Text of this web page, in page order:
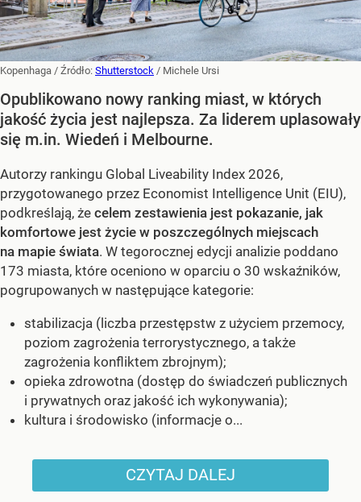
Kopenhaga / Źródło: Shutterstock / Michele Ursi
Opublikowano nowy ranking miast, w których
jakość życia jest najlepsza. Za liderem uplasowały
się m.in. Wiedeń i Melbourne.
Autorzy rankingu Global Liveability Index 2026,
przygotowanego przez Economist Intelligence Unit (EIU),
podkreślają, że celem zestawienia jest pokazanie, jak
komfortowe jest życie w poszczególnych miejscach
na mapie świata. W tegorocznej edycji analizie poddano
173 miasta, które oceniono w oparciu o 30 wskaźników,
pogrupowanych w następujące kategorie:
stabilizacja (liczba przestępstw z użyciem przemocy,
poziom zagrożenia terrorystycznego, a także
zagrożenia konfliktem zbrojnym);
opieka zdrowotna (dostęp do świadczeń publicznych
i prywatnych oraz jakość ich wykonywania);
kultura i środowisko (informacje o...
CZYTAJ DALEJ